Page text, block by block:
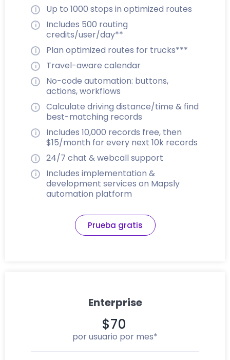
Up to 1000 stops in optimized routes
Includes 500 routing
credits/user/day**
Plan optimized routes for trucks***
Travel-aware calendar
No-code automation: buttons,
actions, workflows
Calculate driving distance/time & find
best-matching records
Includes 10,000 records free, then
$15/month for every next 10k records
24/7 chat & webcall support
Includes implementation &
development services on Mapsly
automation platform
Prueba gratis
Enterprise
$70
por usuario por mes*